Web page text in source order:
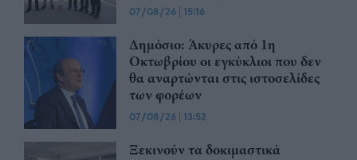
07/08/26 | 15:16
Δημόσιο: Άκυρες από 1η
Οκτωβρίου οι εγκύκλιοι που δεν
θα αναρτώνται στις ιστοσελίδες
των φορέων
07/08/26 | 13:52
Ξεκινούν τα δοκιμαστικά